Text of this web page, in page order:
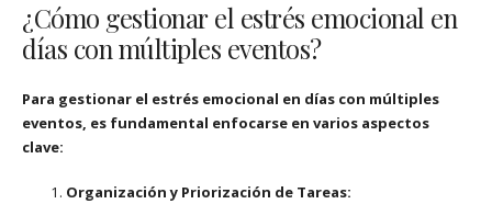
¿Cómo gestionar el estrés emocional en
días con múltiples eventos?
Para gestionar el estrés emocional en días con múltiples
eventos, es fundamental enfocarse en varios aspectos
clave:
Organización y Priorización de Tareas: